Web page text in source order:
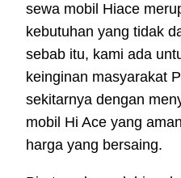
sewa mobil Hiace
kebutuhan yang tidak
sebab itu, kami ada
keinginan masyarakat
sekitarnya dengan
mobil Hi Ace yang
harga yang bersaing.